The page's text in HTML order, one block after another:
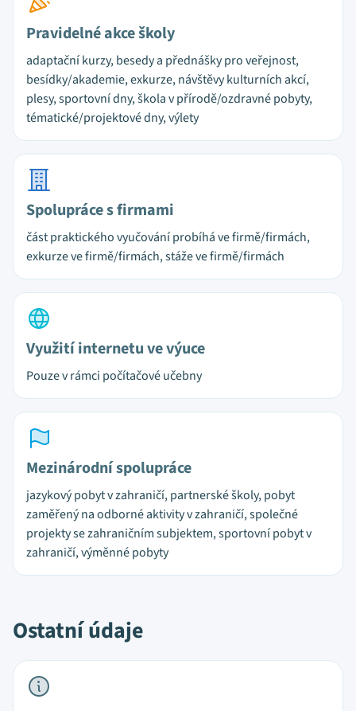
Pravidelné akce školy
adaptační kurzy, besedy a přednášky pro veřejnost,
besídky/akademie, exkurze, návštěvy kulturních akcí,
plesy, sportovní dny, škola v přírodě/ozdravné pobyty,
tématické/projektové dny, výlety
Spolupráce s firmami
část praktického vyučování probíhá ve firmě/firmách,
exkurze ve firmě/firmách, stáže ve firmě/firmách
Využití internetu ve výuce
Pouze v rámci počítačové učebny
Mezinárodní spolupráce
jazykový pobyt v zahraničí, partnerské školy, pobyt
zaměřený na odborné aktivity v zahraničí, společné
projekty se zahraničním subjektem, sportovní pobyt v
zahraničí, výměnné pobyty
Ostatní údaje